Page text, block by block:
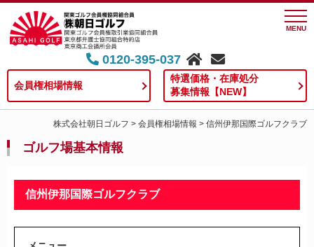
MENU
0120-395-037
会員権相場情報
特選価格・在庫処分
募集情報【NEW】
株式会社朝日ゴルフ > 会員権相場情報 > 信州伊那国際ゴルフクラブ
ゴルフ場基本情報
信州伊那国際ゴルフクラブ